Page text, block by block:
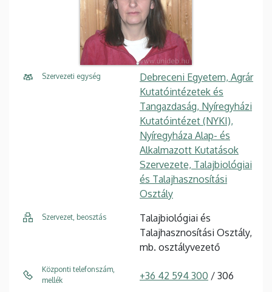
Szervezeti egység
Debreceni Egyetem, Agrár
Kutatóintézetek és
Tangazdaság, Nyíregyházi
Kutatóintézet (NYKI),
Nyíregyháza Alap- és
Alkalmazott Kutatások
Szervezete, Talajbiológiai
és Talajhasznosítási
Osztály
Szervezet, beosztás
Talajbiológiai és
Talajhasznosítási Osztály,
mb. osztályvezető
Központi telefonszám,
mellék
+36 42 594 300 / 306